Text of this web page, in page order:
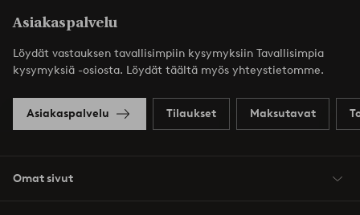
Asiakaspalvelu
Löydät vastauksen tavallisimpiin kysymyksiin Tavallisimpia
kysymyksiä -osiosta. Löydät täältä myös yhteystietomme.
Asiakaspalvelu Tilaukset Maksutavat
Omat sivut